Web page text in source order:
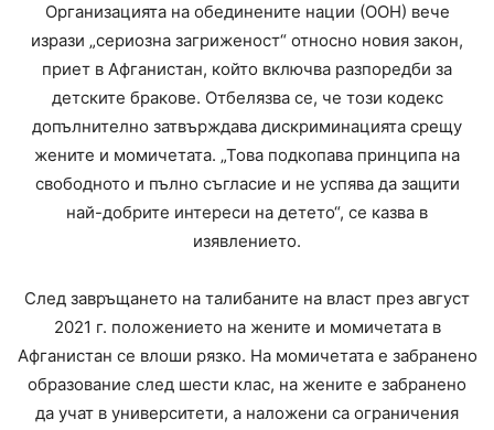
Организацията на обединените нации (ООН) вече
изрази „сериозна загриженост“ относно новия закон,
приет в Афганистан, който включва разпоредби за
детските бракове. Отбелязва се, че този кодекс
допълнително затвърждава дискриминацията срещу
жените и момичетата. „Това подкопава принципа на
свободното и пълно съгласие и не успява да защити
най-добрите интереси на детето“, се казва в
изявлението.
След завръщането на талибаните на власт през август
2021 г. положението на жените и момичетата в
Афганистан се влоши рязко. На момичетата е забранено
образование след шести клас, на жените е забранено
да учат в университети, а наложени са ограничения